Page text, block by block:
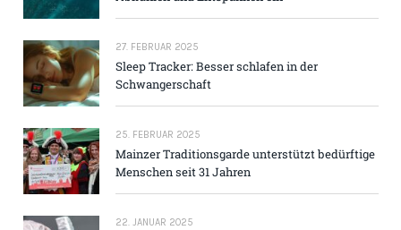
27. FEBRUAR 2025
Sleep Tracker: Besser schlafen in der
Schwangerschaft
25. FEBRUAR 2025
Mainzer Traditions­garde unterstützt bedürftige
Menschen seit 31 Jahren
22. JANUAR 2025